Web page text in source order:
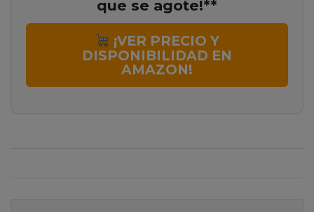
que se agote!**
¡VER PRECIO Y
DISPONIBILIDAD EN
AMAZON!